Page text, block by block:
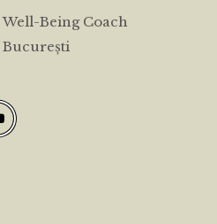
Being Coach
București